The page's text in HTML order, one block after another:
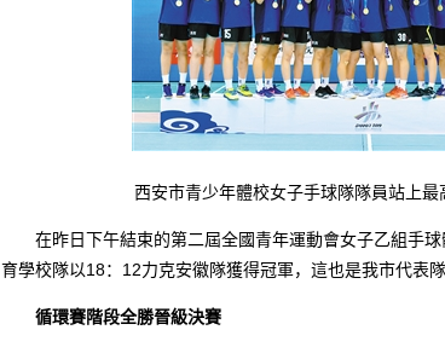
西安市青少年體校女子手球隊隊員站上最
在昨日下午結束的第二屆全國青年運動會女子乙組手球
育學校隊以18：12力克安徽隊獲得冠軍，這也是我市代表
循環賽階段全勝晉級決賽